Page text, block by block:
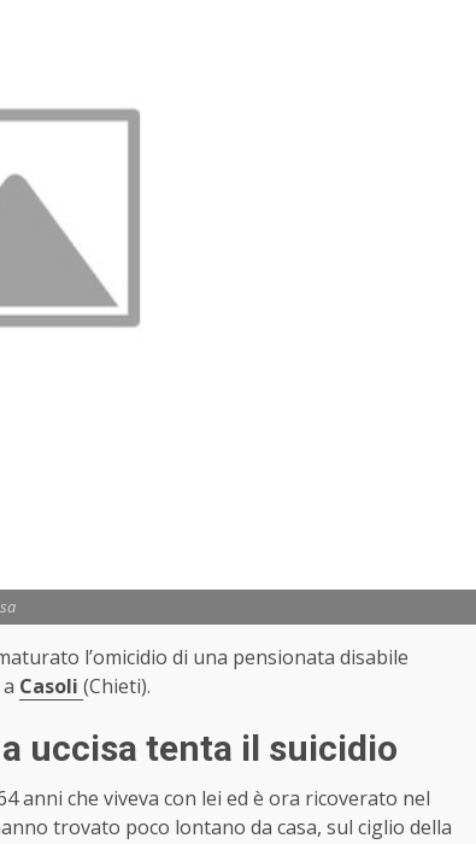
l’omicidio di una pensionata disabile
Casoli (Chieti).
uccisa tenta il suicidio
anni che viveva con lei ed è ora ricoverato nel
trovato poco lontano da casa, sul ciglio della